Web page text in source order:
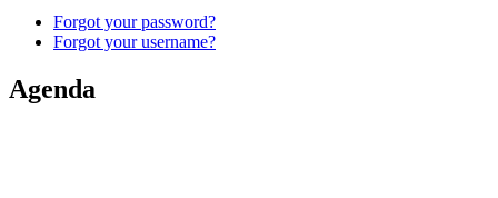
Forgot your password?
Forgot your username?
Agenda